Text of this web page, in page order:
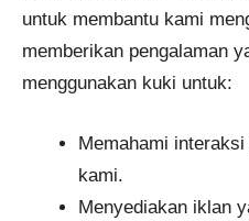
untuk membantu kami
memberikan pengalaman
menggunakan kuki untuk:
Memahami
kami.
Menyediakan iklan